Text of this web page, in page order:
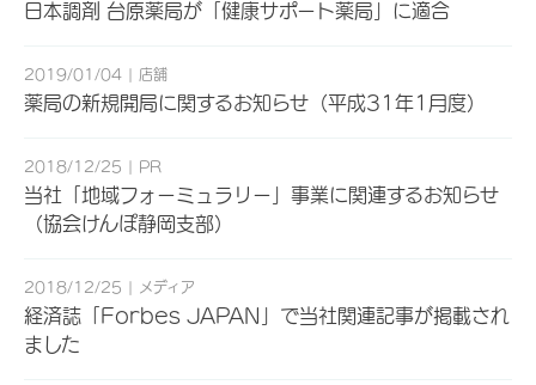
日本調剤 台原薬局が「健康サポート薬局」に適合
2019/01/04 店舗
薬局の新規開局に関するお知らせ（平成31年1月度）
2018/12/25 PR
当社「地域フォーミュラリー」事業に関連するお知らせ
（協会けんぽ静岡支部）
2018/12/25 メディア
経済誌「Forbes JAPAN」で当社関連記事が掲載され
ました